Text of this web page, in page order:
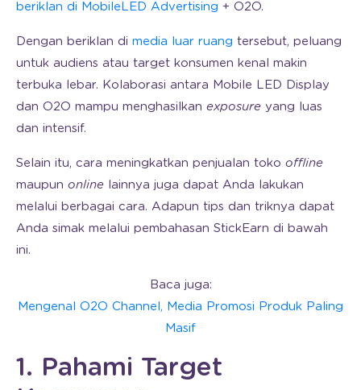
beriklan di MobileLED Advertising + O2O.
Dengan beriklan di media luar ruang tersebut, peluang
untuk audiens atau target konsumen kenal makin
terbuka lebar. Kolaborasi antara Mobile LED Display
dan O2O mampu menghasilkan exposure yang luas
dan intensif.
Selain itu, cara meningkatkan penjualan toko offline
maupun online lainnya juga dapat Anda lakukan
melalui berbagai cara. Adapun tips dan triknya dapat
Anda simak melalui pembahasan StickEarn di bawah
ini.
Baca juga:
Mengenal O2O Channel, Media Promosi Produk Paling
Masif
1. Pahami Target